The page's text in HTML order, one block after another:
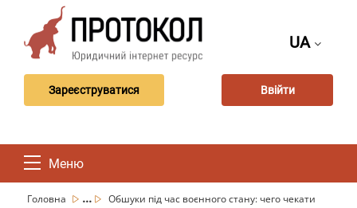
UA
Зареєструватися Ввійти
Меню
Головна ...
Обшуки під час воєнного стану: чего чекати